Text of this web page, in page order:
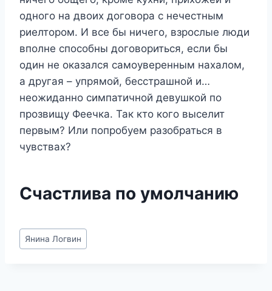
одного на двоих договора с нечестным
риелтором. И все бы ничего, взрослые люди
вполне способны договориться, если бы
один не оказался самоуверенным нахалом,
а другая – упрямой, бесстрашной и…
неожиданно симпатичной девушкой по
прозвищу Феечка. Так кто кого выселит
первым? Или попробуем разобраться в
чувствах?
Счастлива по умолчанию
Метки
записи:
Янина Логвин